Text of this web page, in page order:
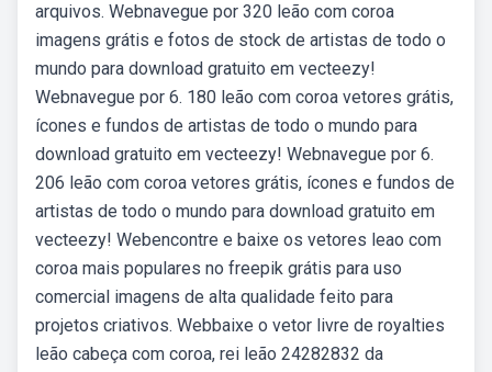
arquivos. Webnavegue por 320 leão com coroa
imagens grátis e fotos de stock de artistas de todo o
mundo para download gratuito em vecteezy!
Webnavegue por 6. 180 leão com coroa vetores grátis,
ícones e fundos de artistas de todo o mundo para
download gratuito em vecteezy! Webnavegue por 6.
206 leão com coroa vetores grátis, ícones e fundos de
artistas de todo o mundo para download gratuito em
vecteezy! Webencontre e baixe os vetores leao com
coroa mais populares no freepik grátis para uso
comercial imagens de alta qualidade feito para
projetos criativos. Webbaixe o vetor livre de royalties
leão cabeça com coroa, rei leão 24282832 da